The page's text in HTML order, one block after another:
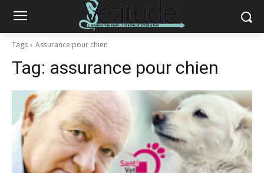
Tags Assurance pour chien
Tag: assurance pour chien